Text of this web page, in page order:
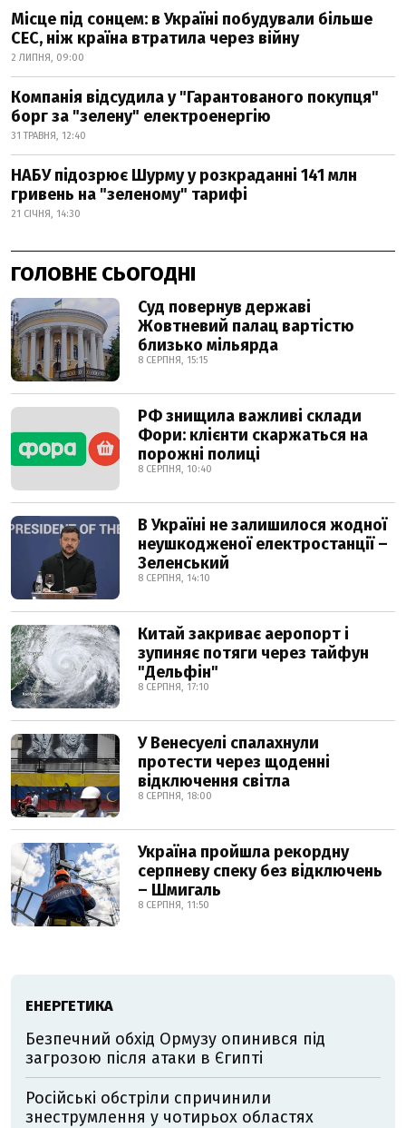
Місце під сонцем: в Україні побудували більше
СЕС, ніж країна втратила через війну
2 ЛИПНЯ, 09:00
Компанія відсудила у "Гарантованого покупця"
борг за "зелену" електроенергію
31 ТРАВНЯ, 12:40
НАБУ підозрює Шурму у розкраданні 141 млн
гривень на "зеленому" тарифі
21 СІЧНЯ, 14:30
ГОЛОВНЕ СЬОГОДНІ
Суд повернув державі
Жовтневий палац вартістю
близько мільярда
8 СЕРПНЯ, 15:15
РФ знищила важливі склади
Фори: клієнти скаржаться на
порожні полиці
8 СЕРПНЯ, 10:40
В Україні не залишилося жодної
неушкодженої електростанції –
Зеленський
8 СЕРПНЯ, 14:10
Китай закриває аеропорт і
зупиняє потяги через тайфун
"Дельфін"
8 СЕРПНЯ, 17:10
У Венесуелі спалахнули
протести через щоденні
відключення світла
8 СЕРПНЯ, 18:00
Україна пройшла рекордну
серпневу спеку без відключень
– Шмигаль
8 СЕРПНЯ, 11:50
ЕНЕРГЕТИКА
Безпечний обхід Ормузу опинився під
загрозою після атаки в Єгипті
Російські обстріли спричинили
знеструмлення у чотирьох областях